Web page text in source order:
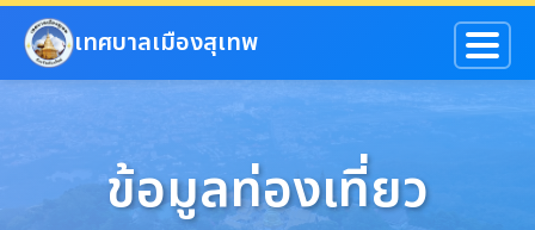
ข้ามไปยังเนื้อหาหลัก
เทศบาลเมืองสุเทพ
ข้อมูลท่องเที่ยว